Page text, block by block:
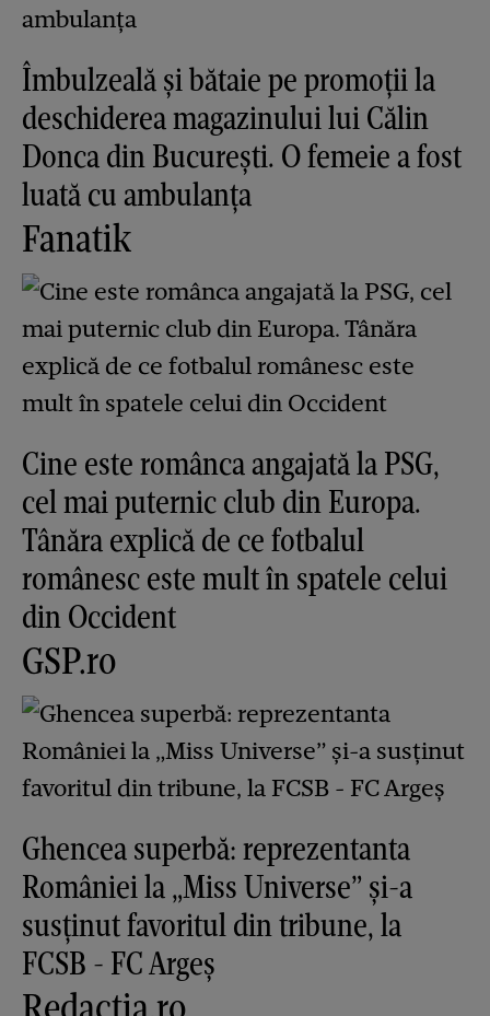
Îmbulzeală și bătaie pe promoții la
deschiderea magazinului lui Călin
Donca din București. O femeie a fost
luată cu ambulanța
Fanatik
Cine este românca angajată la PSG,
cel mai puternic club din Europa.
Tânăra explică de ce fotbalul
românesc este mult în spatele celui
din Occident
GSP.ro
Ghencea superbă: reprezentanta
României la „Miss Universe” și-a
susținut favoritul din tribune, la
FCSB - FC Argeș